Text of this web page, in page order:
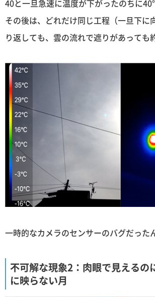
40と一旦急速に温度が下がったのちに
その後は、どれだけ同じ工程（一旦下に
り返しても、雲の流れで遮りがあって
一時的なカメラのセンサーのバグだった
不可解な現象2：肉眼で見えるの
に映らない月